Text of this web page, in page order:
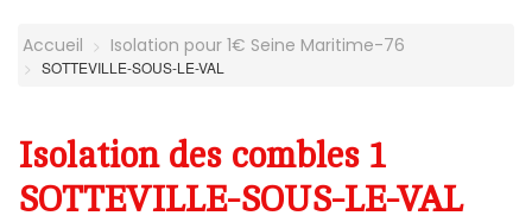
Accueil Isolation pour 1€ Seine Maritime-76
SOTTEVILLE-SOUS-LE-VAL
Isolation des combles 1
SOTTEVILLE-SOUS-LE-VAL